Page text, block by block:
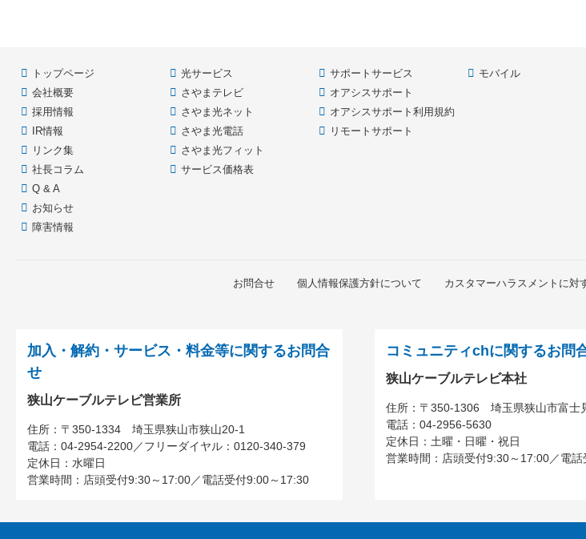
戻
る
トップページ
会社概要
採用情報
IR情報
リンク集
社長コラム
Q & A
お知らせ
障害情報
光サービス
さやまテレビ
さやま光ネット
さやま光電話
さやま光フィット
サービス価格表
サポートサービス
オアシスサポート
オアシスサポート利用規約
リモートサポート
モバイル
お問合せ 個人情報保護方針について カスタマーハラスメントに対
加入・解約・サービス・料金等に関するお問合
せ
狭山ケーブルテレビ営業所
住所： 〒350-1334 埼玉県狭山市狭山20-1
電話： 04-2954-2200／フリーダイヤル：0120-340-379
定休日：水曜日
営業時間： 店頭受付9:30～17:00／電話受付9:00～17:30
コミュニティchに関するお問
狭山ケーブルテレビ本社
住所： 〒350-1306 埼玉県狭山市富士
電話： 04-2956-5630
定休日：土曜・日曜・祝日
営業時間： 店頭受付9:30～17:00／電